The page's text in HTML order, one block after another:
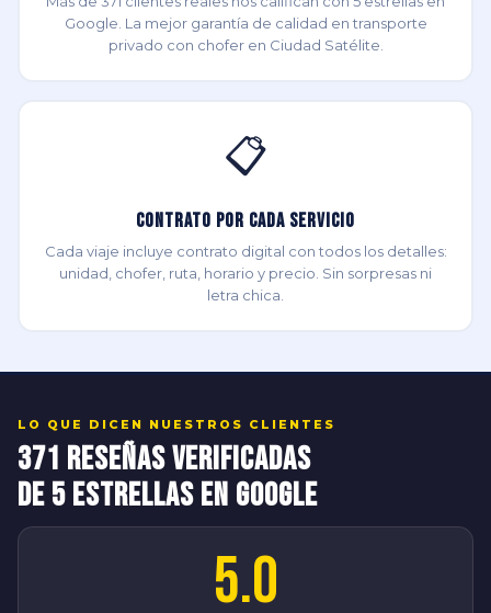
Google. La mejor garantía de calidad en transporte
privado con chofer en Ciudad Satélite.
📋
Contrato por Cada Servicio
Cada viaje incluye contrato digital con todos los detalles:
unidad, chofer, ruta, horario y precio. Sin sorpresas ni
letra chica.
LO QUE DICEN NUESTROS CLIENTES
371 Reseñas Verificadas
de 5 Estrellas en Google
5.0